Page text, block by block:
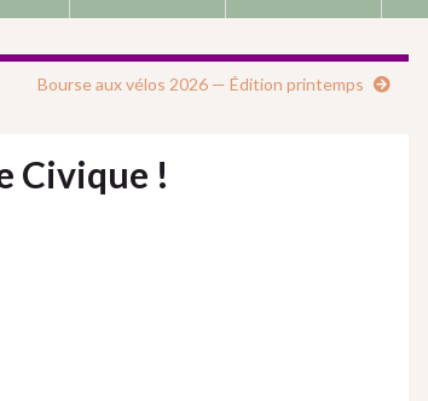
Bourse aux vélos 2026 — Édition printemps
Civique !